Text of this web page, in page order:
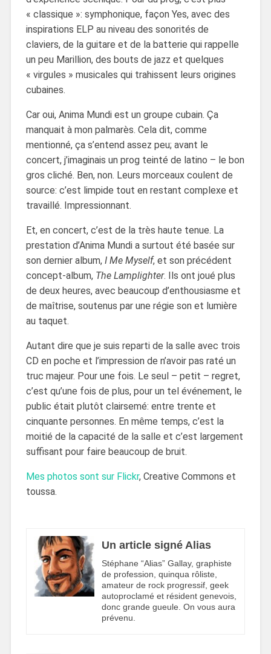
« classique »: symphonique, façon Yes, avec des
inspirations ELP au niveau des sonorités de
claviers, de la guitare et de la batterie qui rappelle
un peu Marillion, des bouts de jazz et quelques
« virgules » musicales qui trahissent leurs origines
cubaines.
Car oui, Anima Mundi est un groupe cubain. Ça
manquait à mon palmarès. Cela dit, comme
mentionné, ça s’entend assez peu; avant le
concert, j’imaginais un prog teinté de latino – le bon
gros cliché. Ben, non. Leurs morceaux coulent de
source: c’est limpide tout en restant complexe et
travaillé. Impressionnant.
Et, en concert, c’est de la très haute tenue. La
prestation d’Anima Mundi a surtout été basée sur
son dernier album, I Me Myself, et son précédent
concept-album, The Lamplighter. Ils ont joué plus
de deux heures, avec beaucoup d’enthousiasme et
de maîtrise, soutenus par une régie son et lumière
au taquet.
Autant dire que je suis reparti de la salle avec trois
CD en poche et l’impression de n’avoir pas raté un
truc majeur. Pour une fois. Le seul – petit – regret,
c’est qu’une fois de plus, pour un tel événement, le
public était plutôt clairsemé: entre trente et
cinquante personnes. En même temps, c’est la
moitié de la capacité de la salle et c’est largement
suffisant pour faire beaucoup de bruit.
Mes photos sont sur Flickr, Creative Commons et
toussa.
Un article signé Alias
Stéphane “Alias” Gallay, graphiste
de profession, quinqua rôliste,
amateur de rock progressif, geek
autoproclamé et résident genevois,
donc grande gueule. On vous aura
prévenu.